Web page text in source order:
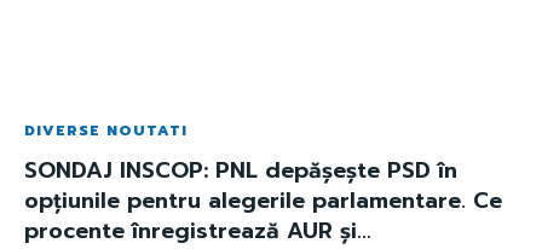
DIVERSE NOUTATI
SONDAJ INSCOP: PNL depășește PSD în
opțiunile pentru alegerile parlamentare. Ce
procente înregistrează AUR și…